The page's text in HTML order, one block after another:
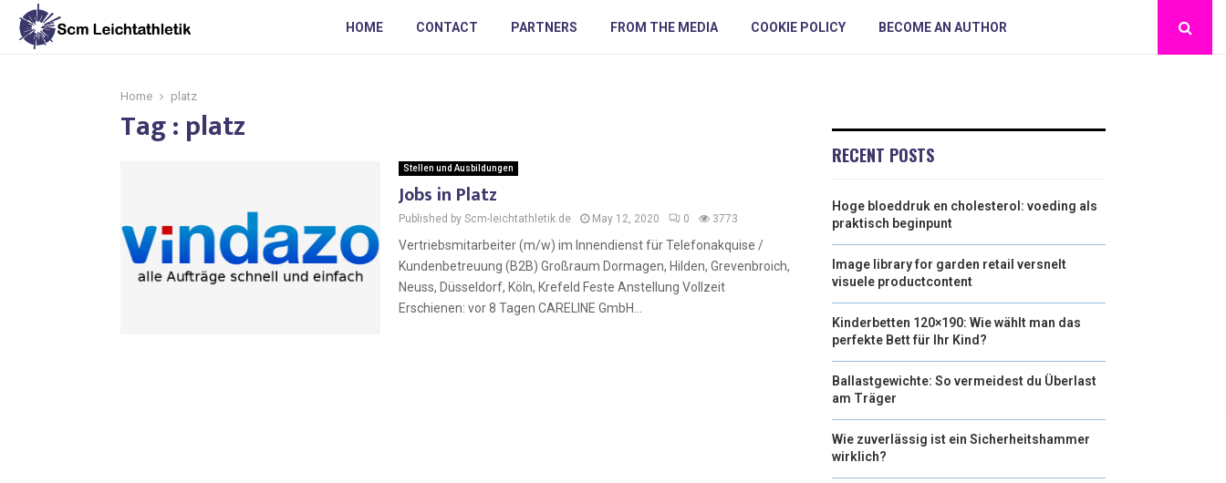
HOME CONTACT PARTNERS FROM THE MEDIA COOKIE POLICY BECOME AN AUTHOR
Home platz
Tag : platz
Stellen und Ausbildungen
Jobs in Platz
Published by Scm-leichtathletik.de May 12, 2020 0 3773
Vertriebsmitarbeiter (m/w) im Innendienst für Telefonakquise /
Kundenbetreuung (B2B) Großraum Dormagen, Hilden, Grevenbroich,
Neuss, Düsseldorf, Köln, Krefeld Feste Anstellung Vollzeit
Erschienen: vor 8 Tagen CARELINE GmbH...
RECENT POSTS
Hoge bloeddruk en cholesterol: voeding als
praktisch beginpunt
Image library for garden retail versnelt
visuele productcontent
Kinderbetten 120×190: Wie wählt man das
perfekte Bett für Ihr Kind?
Ballastgewichte: So vermeidest du Überlast
am Träger
Wie zuverlässig ist ein Sicherheitshammer
wirklich?